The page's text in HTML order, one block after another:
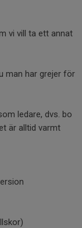
vi vill ta ett annat
man har grejer för
ledare, dvs. bo
är alltid varmt